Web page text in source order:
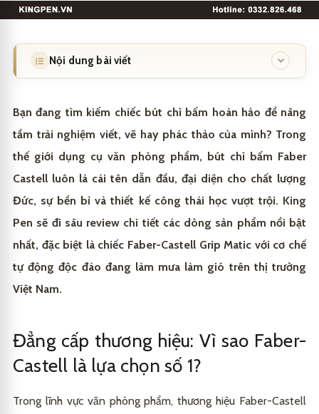
Nội dung bài viết
chọn số 1?
1.1 Di sản hơn 260 năm và chuẩn mực chất lượng Đức
1.2 Công nghệ tạo nên sự khác biệt: Từ gỗ tới ngòi chì
2 Khám phá chi tiết các dòng bút chì bấm chủ lực
2.1 Faber-Castell Grip Matic: Cơ chế tự động đột phá
2.3
Phân tích chuyên sâu: Những tính năng đắt giá
3.1
Thiết kế Công thái học: Viết không mỏi tay trong
thời gian dài
3.3 Hệ thống ruột chì và tẩy tích hợp: Sự tiện lợi tối đa
4 King Pen định hình đẳng cấp qua từng nét bút
Bạn đang tìm kiếm chiếc bút chì bấm hoàn hảo để nâng
tầm trải nghiệm viết, vẽ hay phác thảo của mình? Trong
thế giới dụng cụ văn phòng phẩm, bút chì bấm Faber
Castell luôn là cái tên dẫn đầu, đại diện cho chất lượng
Đức, sự bền bỉ và thiết kế công thái học vượt trội. King
Pen sẽ đi sâu review chi tiết các dòng sản phẩm nổi bật
nhất, đặc biệt là chiếc Faber-Castell Grip Matic với cơ chế
tự động độc đáo đang làm mưa làm gió trên thị trường
Việt Nam.
Đẳng cấp thương hiệu: Vì sao Faber-
Castell là lựa chọn số 1?
Trong lĩnh vực văn phòng phẩm, thương hiệu Faber-Castell